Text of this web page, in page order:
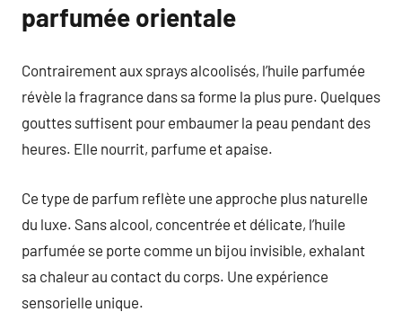
parfumée orientale
Contrairement aux sprays alcoolisés, l’huile parfumée
révèle la fragrance dans sa forme la plus pure. Quelques
gouttes suffisent pour embaumer la peau pendant des
heures. Elle nourrit, parfume et apaise.
Ce type de parfum reflète une approche plus naturelle
du luxe. Sans alcool, concentrée et délicate, l’huile
parfumée se porte comme un bijou invisible, exhalant
sa chaleur au contact du corps. Une expérience
sensorielle unique.